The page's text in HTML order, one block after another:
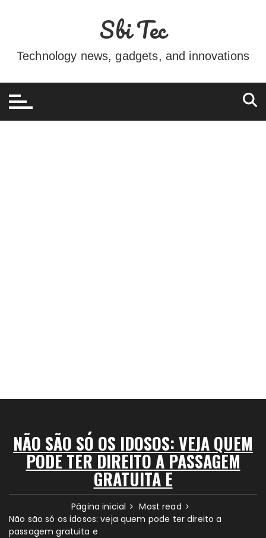
conteúdo
Sbi Tec
Technology news, gadgets, and innovations
NÃO SÃO SÓ OS IDOSOS: VEJA QUEM
PODE TER DIREITO A PASSAGEM
GRATUITA E
Página inicial
Most read
Não são só os idosos: veja quem pode ter direito a
passagem gratuita e